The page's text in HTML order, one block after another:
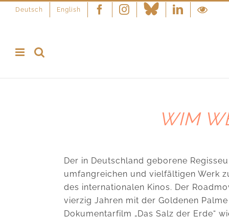
Deutsch English FacebookInstagram Linkedin
WIM
Der in Deutschland geborene
umfangreichen und vielfältigen Werk
des internationalen Kinos. Der
vierzig Jahren mit der Goldenen
Dokumentarfilm „Das Salz der Erde“